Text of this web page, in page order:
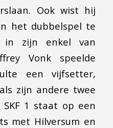
Ook wist hij
het dubbelspel te
in zijn enkel van
Vonk speelde
een vijfsetter,
zijn andere twee
1 staat op een
met Hilversum en